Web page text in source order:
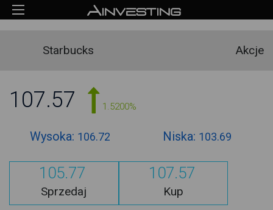
Starbucks Akcje
107.57 1.5200%
Wysoka: 106.72 Niska: 103.69
105.77
Sprzedaj
107.57
Kup